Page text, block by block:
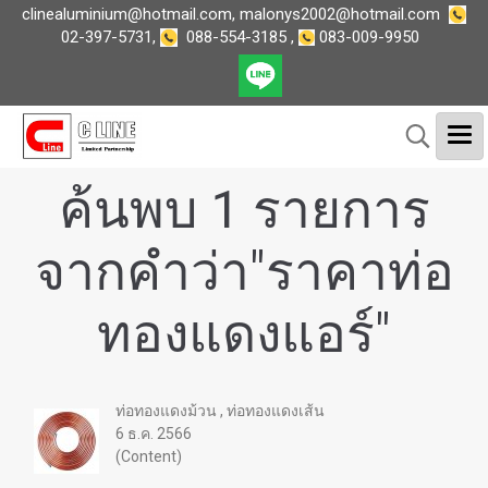
clinealuminium@hotmail.com, malonys2002@hotmail.com
02-397-5731, 088-554-3185, 083-009-9950
ค้นพบ 1 รายการ
จากคำว่า"ราคาท่อ
ทองแดงแอร์"
ท่อทองแดงม้วน , ท่อทองแดงเส้น
6 ธ.ค. 2566
(Content)